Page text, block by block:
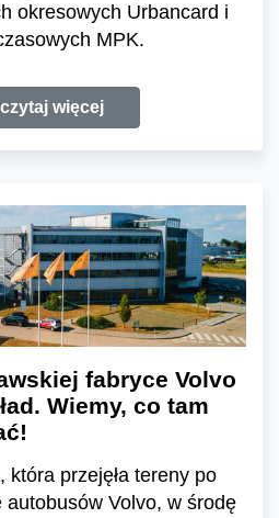
okresowych Urbancard i
MPK.
więcej
fabryce Volvo
Wiemy, co tam
która przejęła tereny po
autobusów Volvo, w środę